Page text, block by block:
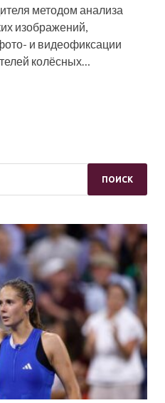
методом анализа
изображений,
и видеофиксации
колёсных…